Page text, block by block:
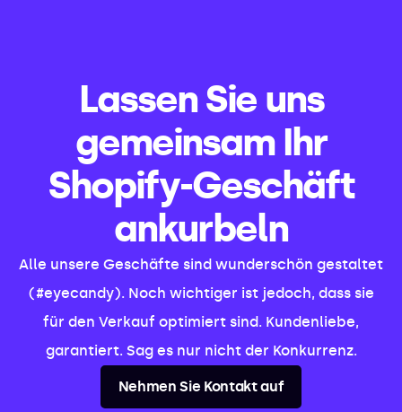
Lassen Sie uns
gemeinsam Ihr
Shopify-Geschäft
ankurbeln
Alle unsere Geschäfte sind wunderschön gestaltet
(#eyecandy). Noch wichtiger ist jedoch, dass sie
für den Verkauf optimiert sind. Kundenliebe,
garantiert. Sag es nur nicht der Konkurrenz.
Nehmen Sie Kontakt auf